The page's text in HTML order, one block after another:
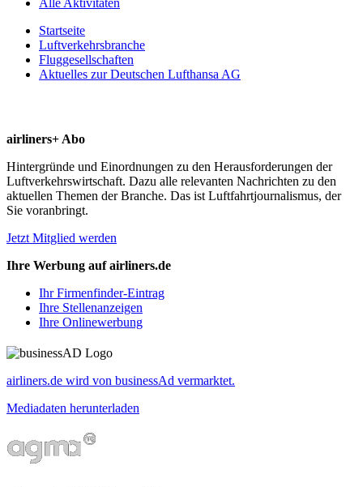
Startseite
Luftverkehrsbranche
Fluggesellschaften
Aktuelles zur Deutschen Lufthansa AG
airliners+ Abo
Hintergründe und Einordnungen zu den Herausforderungen der
Luftverkehrswirtschaft. Dazu alle relevanten Nachrichten zu den
aktuellen Themen der Branche. Das ist Luftfahrtjournalismus, der
Sie voranbringt.
Jetzt Mitglied werden
Ihre Werbung auf airliners.de
Ihr Firmenfinder-Eintrag
Ihre Stellenanzeigen
Ihre Onlinewerbung
airliners.de wird von businessAd vermarktet.
Mediadaten herunterladen